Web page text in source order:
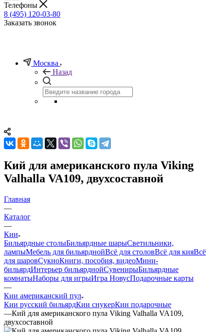
Телефоны
8 (495) 120-03-80
Заказать звонок
Москва
Назад
Кий для американского пула Viking
Valhalla VA109, двухсоставной
Главная
—
Каталог
—
Кии
Бильярдные столыБильярдные шарыСветильники,
лампыМебель для бильярднойВсё для столовВсё для кияВсё
для шаровСукноКниги, пособия, видеоМини-
бильярдИнтерьер бильярднойСувенирыБильярдные
комнатыНаборы для игрыИгра НовусПодарочные карты
—
Кии американский пул
Кии русский бильярдКии снукерКии подарочные
—Кий для американского пула Viking Valhalla VA109,
двухсоставной